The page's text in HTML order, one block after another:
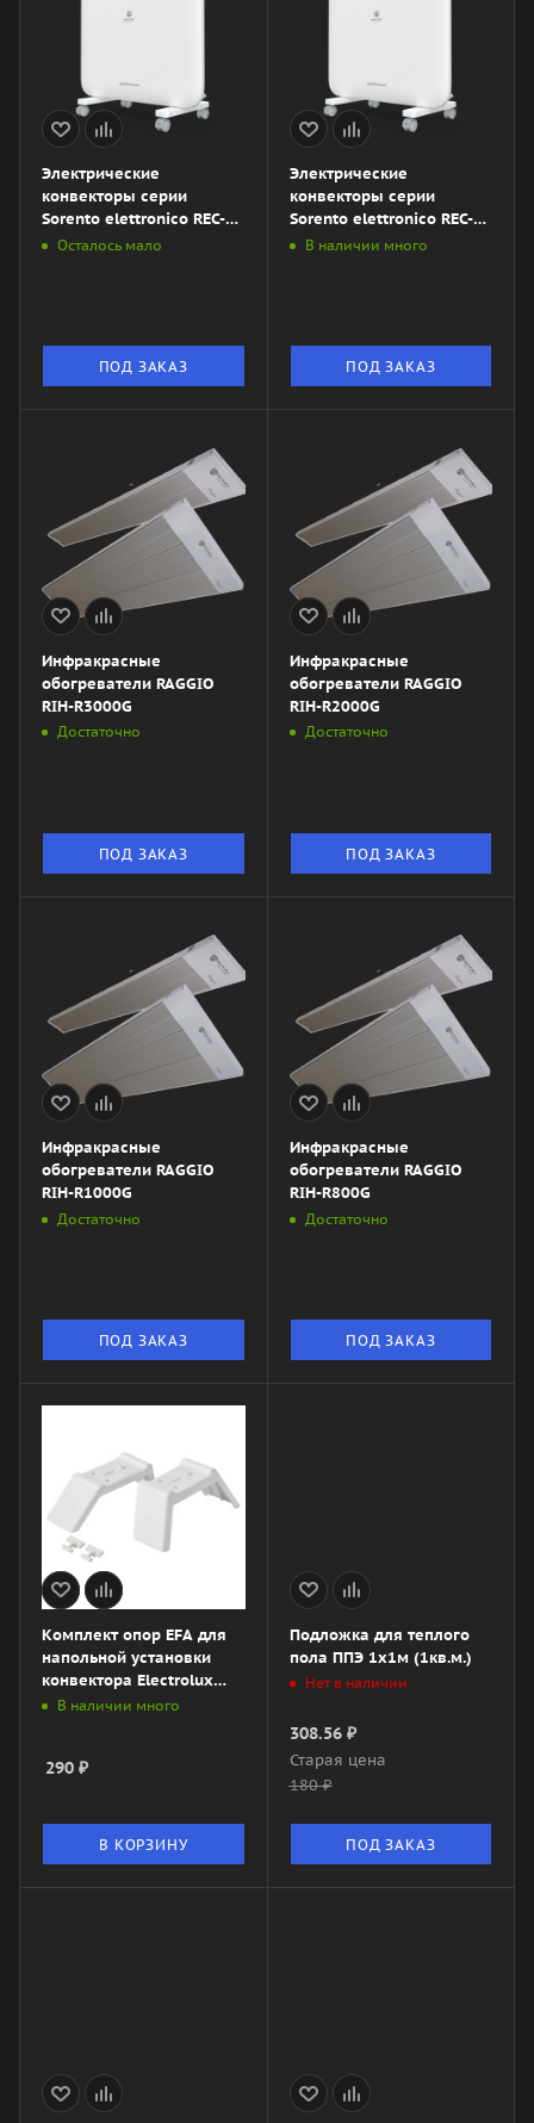
Электрические
конвекторы серии
Sorento elettronico REC-
S1500M
Осталось мало
ПОД ЗАКАЗ
Электрические
конвекторы серии
Sorento elettronico REC-
S1000M
В наличии много
ПОД ЗАКАЗ
Инфракрасные
обогреватели RAGGIO
RIH-R3000G
Достаточно
ПОД ЗАКАЗ
Инфракрасные
обогреватели RAGGIO
RIH-R2000G
Достаточно
ПОД ЗАКАЗ
Инфракрасные
обогреватели RAGGIO
RIH-R1000G
Достаточно
ПОД ЗАКАЗ
Инфракрасные
обогреватели RAGGIO
RIH-R800G
Достаточно
ПОД ЗАКАЗ
Комплект опор EFA для
напольной установки
конвектора Electrolux
Серии А
В наличии много
290 ₽
В КОРЗИНУ
Подложка для теплого
пола ППЭ 1х1м (1кв.м.)
Нет в наличии
308.56₽
Старая цена
180₽
ПОД ЗАКАЗ